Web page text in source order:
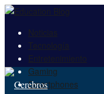
Noticias
Tecnología
Entretenimiento
Gaming
Smartphones